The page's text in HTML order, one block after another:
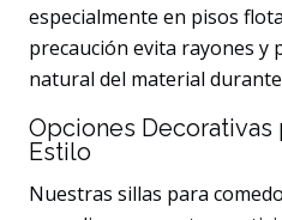
especialmente en pisos
precaución evita rayones y
natural del material
Opciones Decorativas
Estilo
Nuestras sillas para